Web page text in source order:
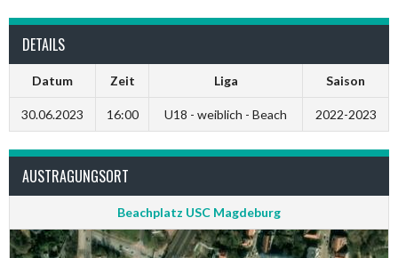
DETAILS
Datum Zeit Liga Saison
30.06.2023 16:00 U18 - weiblich - Beach 2022-2023
AUSTRAGUNGSORT
Beachplatz USC Magdeburg